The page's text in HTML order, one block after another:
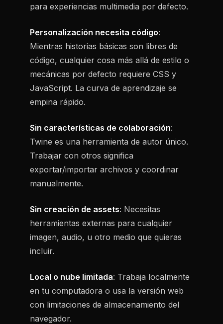
para experiencias multimedia por defecto.
Personalización necesita código:
Mientras historias básicas son libres de
código, cualquier cosa más allá de estilo o
mecánicas por defecto requiere CSS y
JavaScript. La curva de aprendizaje se
empina rápido.
Sin características de colaboración:
Twine es una herramienta de autor único.
Trabajar con otros significa
exportar/importar archivos y coordinar
manualmente.
Sin creación de assets: Necesitas
herramientas externas para cualquier
imagen, audio, u otro medio que quieras
incluir.
Local o nube limitada: Trabaja localmente
en tu computadora o usa la versión web
con limitaciones de almacenamiento del
navegador.